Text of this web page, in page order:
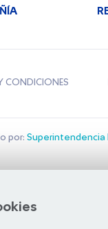
CONDICIONES
por: Superintendencia